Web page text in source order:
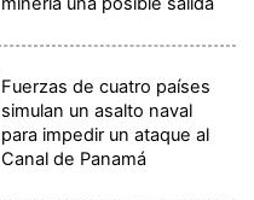
Fuerzas de cuatro países
simulan un asalto naval
para impedir un ataque al
Canal de Panamá